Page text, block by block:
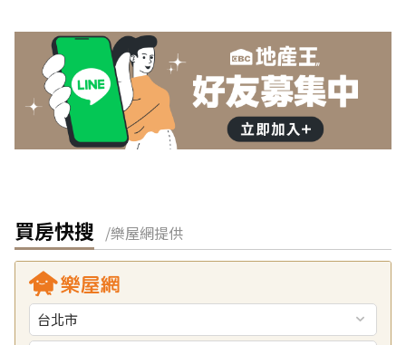
買房快搜 /樂屋網提供